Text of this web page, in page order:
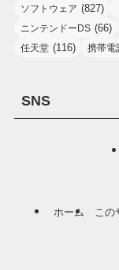
ソフトウェア (827)
ニンテンドーDS (66)
任天堂 (116) 携帯電
SNS
ホーム この